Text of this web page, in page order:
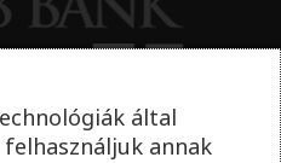
által
annak